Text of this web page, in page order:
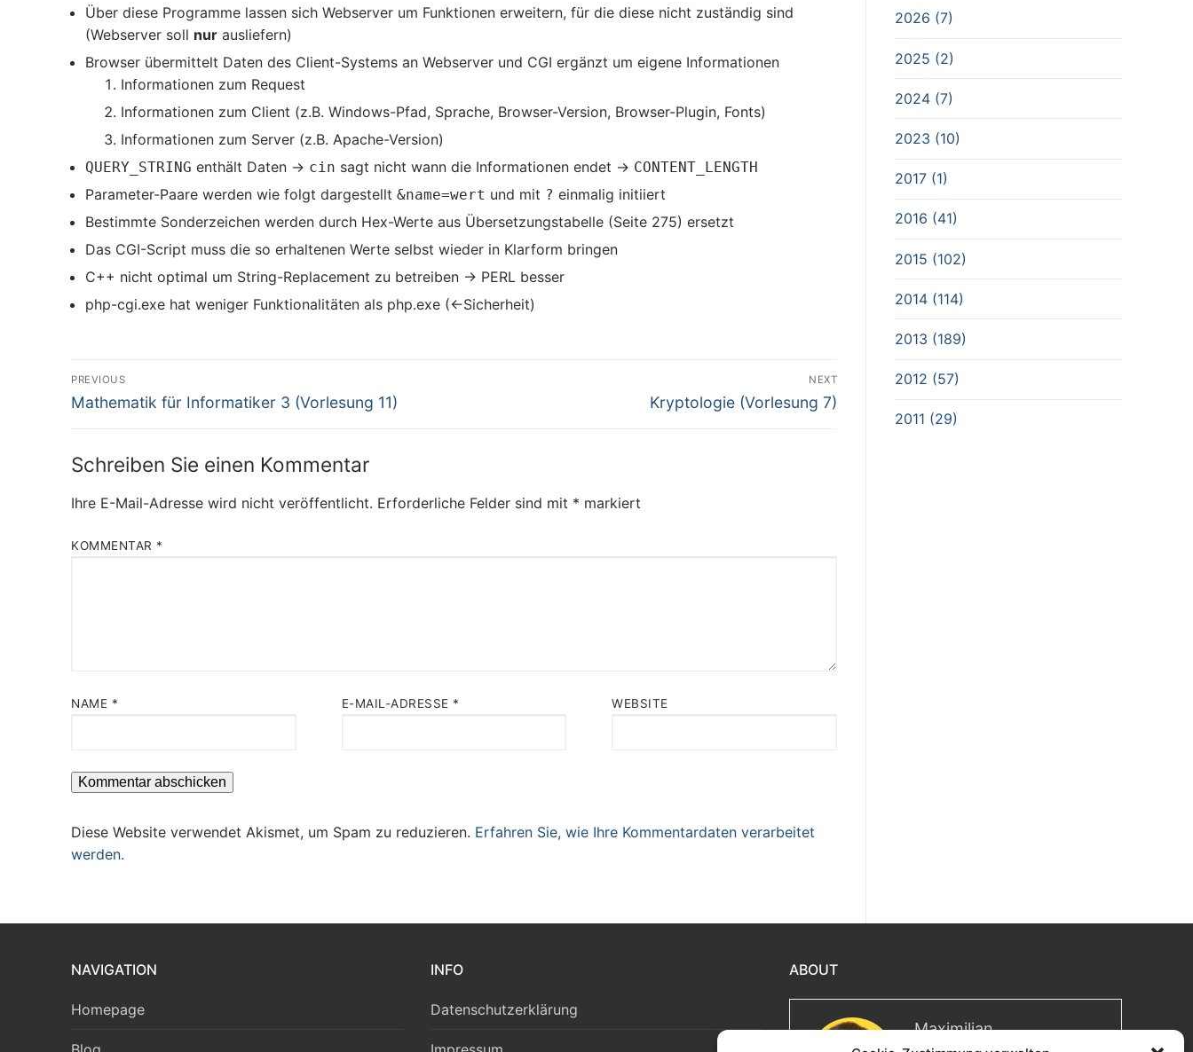
Über diese Programme lassen sich Webserver um Funktionen erweitern, für die diese nicht zuständig sind
(Webserver soll nur ausliefern)
Browser übermittelt Daten des Client-Systems an Webserver und CGI ergänzt um eigene Informationen
Informationen zum Request
Informationen zum Client (z.B. Windows-Pfad, Sprache, Browser-Version, Browser-Plugin, Fonts)
Informationen zum Server (z.B. Apache-Version)
QUERY_STRING enthält Daten → cin sagt nicht wann die Informationen endet → CONTENT_LENGTH
Parameter-Paare werden wie folgt dargestellt &name=wert und mit ? einmalig initiiert
Bestimmte Sonderzeichen werden durch Hex-Werte aus Übersetzungstabelle (Seite 275) ersetzt
Das CGI-Script muss die so erhaltenen Werte selbst wieder in Klarform bringen
C++ nicht optimal um String-Replacement zu betreiben → PERL besser
php-cgi.exe hat weniger Funktionalitäten als php.exe (←Sicherheit)
Beitragsnavigation
PREVIOUS
Previous
Mathematik für Informatiker 3 (Vorlesung 11)
NEXT
Next
Kryptologie (Vorlesung 7)
Schreiben Sie einen Kommentar
Ihre E-Mail-Adresse wird nicht veröffentlicht. Erforderliche Felder sind mit * markiert
KOMMENTAR *
NAME * E-MAIL-ADRESSE * WEBSITE
Diese Website verwendet Akismet, um Spam zu reduzieren. Erfahren Sie, wie Ihre Kommentardaten verarbeitet
werden.
2026 (7)
2025 (2)
2024 (7)
2023 (10)
2017 (1)
2016 (41)
2015 (102)
2014 (114)
2013 (189)
2012 (57)
2011 (29)
NAVIGATION
Homepage
INFO
Datenschutzerklärung
ABOUT
Maximilian